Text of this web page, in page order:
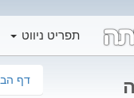
תפריט ניווט
דף